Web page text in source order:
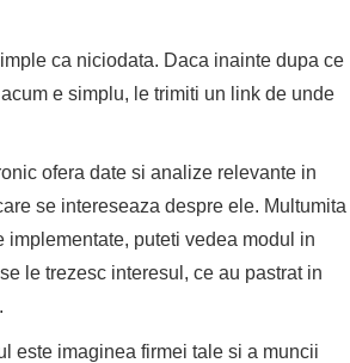
ca niciodata. Daca inainte dupa ce
e simplu, le trimiti un link de unde
ofera date si analize relevante in
se intereseaza despre ele. Multumita
puteti vedea modul in
le trezesc interesul, ce au pastrat in
este imaginea firmei tale si a muncii